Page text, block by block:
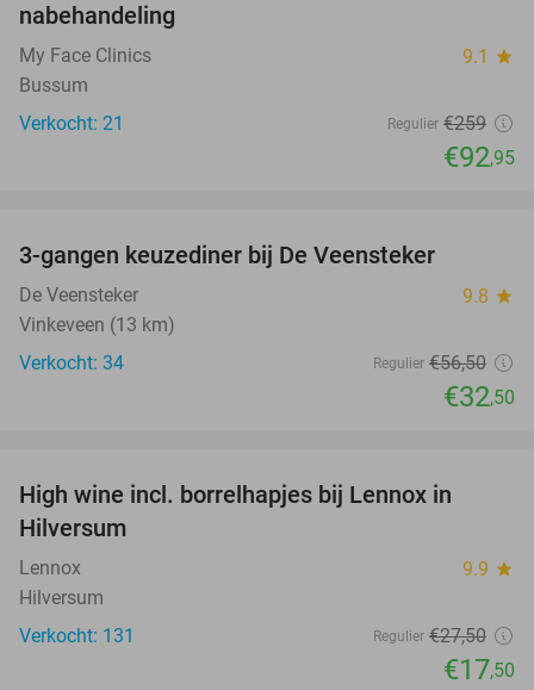
nabehandeling
My Face Clinics 9.1 star
Bussum
Verkocht: 21
Regulier €259
€92,95
3-gangen keuzediner bij De Veensteker
De Veensteker 9.8 star
Vinkeveen (13 km)
Verkocht: 34
Regulier €56,50
€32,50
High wine incl. borrelhapjes bij Lennox in
Hilversum
Lennox 9.9 star
Hilversum
Verkocht: 131
Regulier €27,50
€17,50